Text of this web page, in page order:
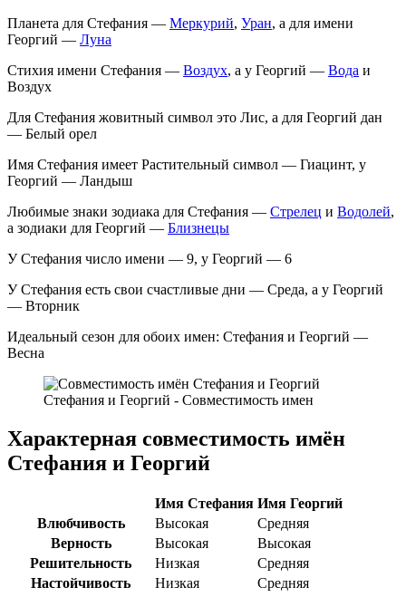
Планета для Стефания — Меркурий, Уран, а для имени
Георгий — Луна
Стихия имени Стефания — Воздух, а у Георгий — Вода и
Воздух
Для Стефания жовитный символ это Лис, а для Георгий дан
— Белый орел
Имя Стефания имеет Растительный символ — Гиацинт, у
Георгий — Ландыш
Любимые знаки зодиака для Стефания — Стрелец и Водолей,
а зодиаки для Георгий — Близнецы
У Стефания число имени — 9, у Георгий — 6
У Стефания есть свои счастливые дни — Среда, а у Георгий
— Вторник
Идеальный сезон для обоих имен: Стефания и Георгий —
Весна
Стефания и Георгий - Совместимость имен
Характерная совместимость имён
Стефания и Георгий
Имя Стефания Имя Георгий
Влюбчивость
Высокая
Средняя
Верность
Высокая
Высокая
Решительность
Низкая
Средняя
Настойчивость
Низкая
Средняя